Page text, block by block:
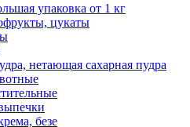
упаковка от 1 кг
цукаты
нетающая сахарная пудра
безе